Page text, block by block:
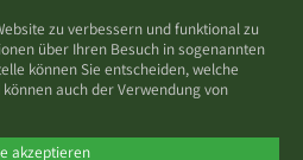
akzeptieren
zu verbessern und funktional zu
über Ihren Besuch in sogenannten
können Sie entscheiden, welche
auch der Verwendung von